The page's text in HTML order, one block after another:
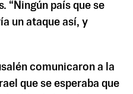
“Ningún país que se
un ataque así, y
comunicaron a la
que se esperaba que